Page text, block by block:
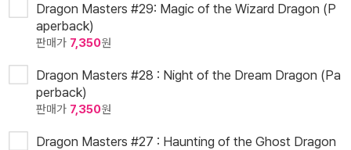
Dragon Masters #29: Magic of the Wizard Dragon (P
aperback)
판매가 7,350원
Dragon Masters #28 : Night of the Dream Dragon (Pa
perback)
판매가 7,350원
Dragon Masters #27 : Haunting of the Ghost Dragon